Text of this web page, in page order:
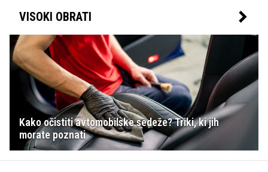
VISOKI OBRATI
Kako očistiti avtomobilske sedeže? Triki, ki jih
morate poznati